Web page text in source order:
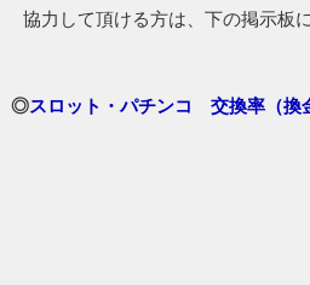
協力して頂ける方は、下の掲示板
◎スロット・パチンコ 交換率（換